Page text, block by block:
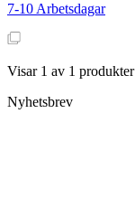
7-10 Arbetsdagar
Visar1 av 1 produkter
Nyhetsbrev